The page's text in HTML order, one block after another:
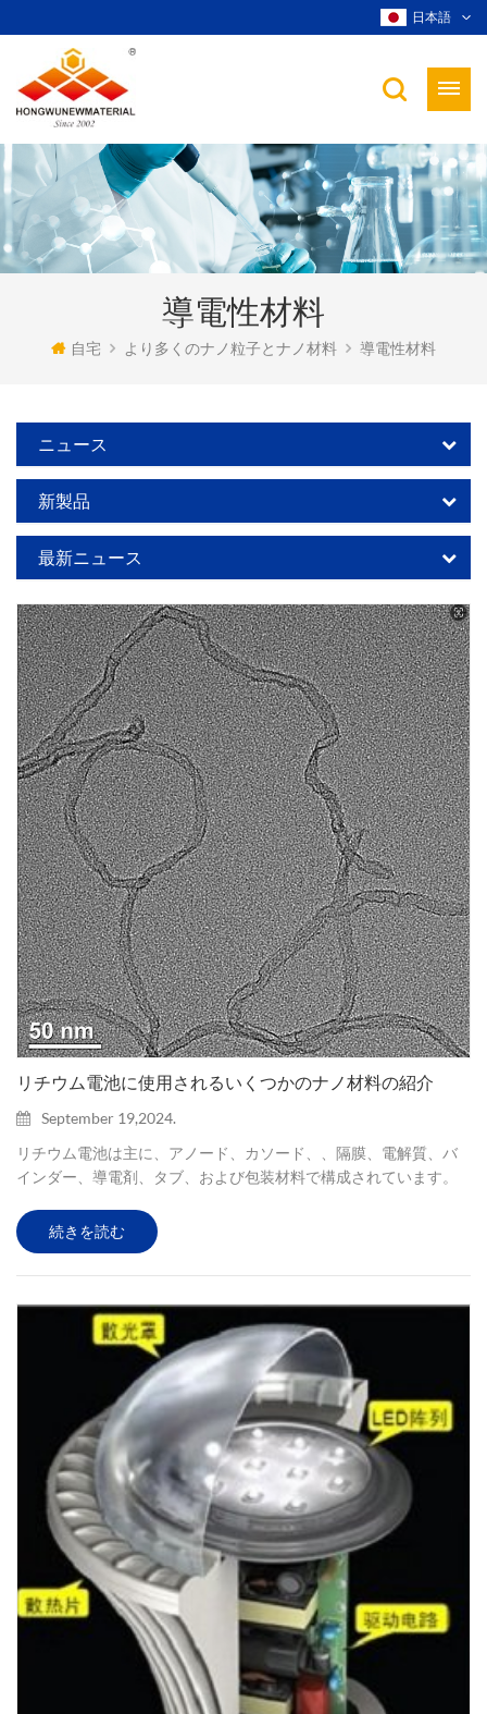
日本語
導電性材料
自宅 より多くのナノ粒子とナノ材料 導電性材料
ニュース
新製品
最新ニュース
リチウム電池に使用されるいくつかのナノ材料の紹介
September 19,2024.
リチウム電池は主に、アノード、カソード、、隔膜、電解質、バ
インダー、導電剤、タブ、および包装材料で構成されています。
よび酸化シリコン(SiOx)。シリコン系負極に対応するルートは、シ
リコン−炭素負極とシリコン−酸素負極の２つである。シリコンベ
ースの負極は、非常に高い比容量と比エネルギー密度を持ってい
エネルギー密度も約5倍高くなります。したがって、シリコン系負
続きを読む